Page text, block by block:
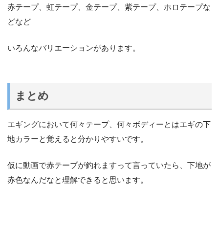
赤テープ、虹テープ、金テープ、紫テープ、ホロテープな
どなど
いろんなバリエーションがあります。
まとめ
エギングにおいて何々テープ、何々ボディーとはエギの下
地カラーと覚えると分かりやすいです。
仮に動画で赤テープが釣れますって言っていたら、下地が
赤色なんだなと理解できると思います。